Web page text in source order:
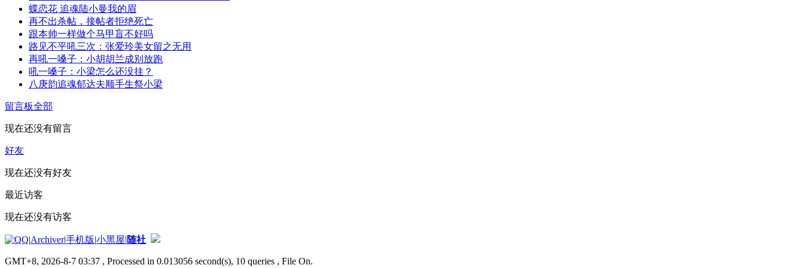
蝶恋花 追魂陆小曼我的眉
再不出杀帖，接帖者拒绝死亡
跟本帅一样做个马甲盲不好吗
路见不平吼三次：张爱玲美女留之无用
再吼一嗓子：小胡胡兰成别放跑
吼一嗓子：小梁怎么还没挂？
八庚韵追魂郁达夫顺手生祭小梁
留言板全部
现在还没有留言
好友
现在还没有好友
最近访客
现在还没有访客
|Archiver|手机版|小黑屋|随社
GMT+8, 2026-8-7 03:37 , Processed in 0.013056 second(s), 10 queries , File On.